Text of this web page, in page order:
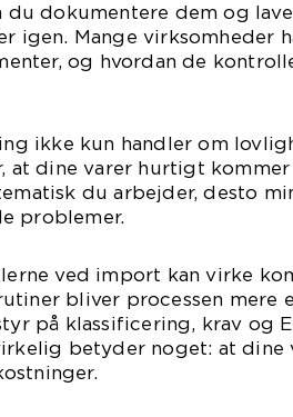
dokumentere dem og
igen. Mange virksomheder
og hvordan de
ikke kun handler om
at dine varer hurtigt
du arbejder, desto
problemer.
ved import kan virke
bliver processen mere
på klassificering, krav og
betyder noget: at dine